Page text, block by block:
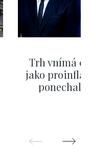
Trh vnímá
jako
ponechali